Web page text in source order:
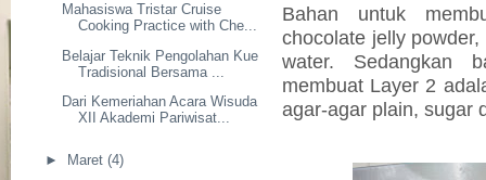
Mahasiswa Tristar Cruise
Cooking Practice with Che...
Belajar Teknik Pengolahan Kue
Tradisional Bersama ...
Dari Kemeriahan Acara Wisuda
XII Akademi Pariwisat...
► Maret (4)
Bahan untuk
chocolate jelly
water. Sedangkan
membuat Layer 2
agar-agar plain, sugar